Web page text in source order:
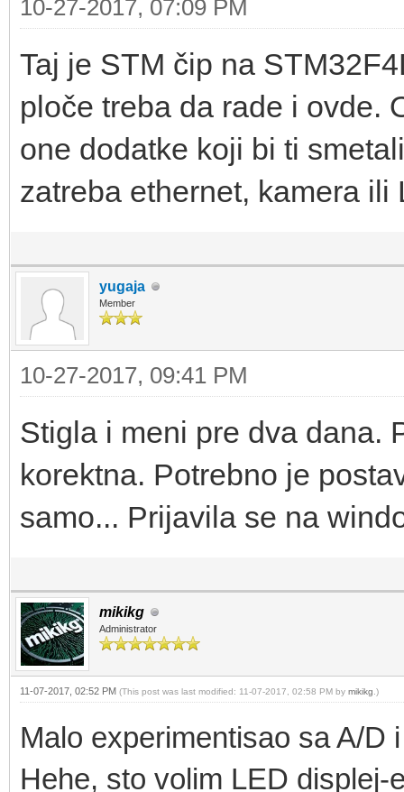
10-27-2017, 07:09 PM
Taj je STM čip na
ploče treba da rade i ovde.
one dodatke koji bi ti
zatreba ethernet, kamera
yugaja
Member
10-27-2017, 09:41 PM
Stigla i meni pre dva dana.
korektna. Potrebno je
samo... Prijavila se na
mikikg
Administrator
11-07-2017, 02:52 PM (This post was last modified: 11-07-2017, 02:58 PM by mikikg .)
Malo experimentisao sa A/D
Hehe, sto volim LED